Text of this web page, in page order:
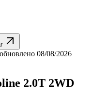
08/08/2026
2.0T 2WD